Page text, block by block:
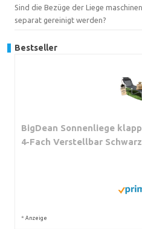
Sind die Bezüge der Liege
separat gereinigt werden?
Bestseller
BigDean Sonnenliege
4-Fach Verstellbar Schwarz
* Anzeige